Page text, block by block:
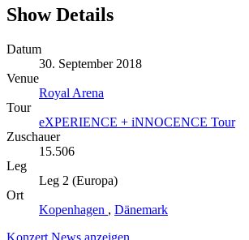
Show Details
Datum
30. September 2018
Venue
Royal Arena
Tour
eXPERIENCE + iNNOCENCE Tour
Zuschauer
15.506
Leg
Leg 2 (Europa)
Ort
Kopenhagen , Dänemark
Konzert News anzeigen